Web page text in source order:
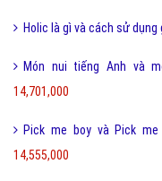
Holic là gì và cách sử
Món nui tiếng Anh và
14,701,000
Pick me boy và Pick
14,555,000